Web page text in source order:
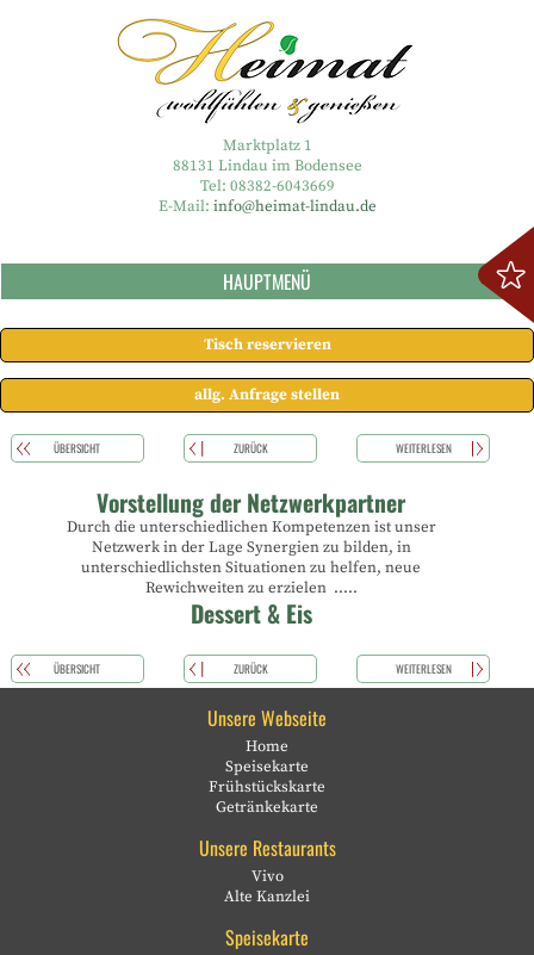
Marktplatz 1
88131 Lindau im Bodensee
Tel: 08382-6043669
E-Mail: info@heimat-lindau.de
HAUPTMENÜ
Tisch reservieren
allg. Anfrage stellen
ÜBERSICHT ZURÜCK WEITERLESEN
Vorstellung der Netzwerkpartner
Durch die unterschiedlichen Kompetenzen ist unser
Netzwerk in der Lage Synergien zu bilden, in
unterschiedlichsten Situationen zu helfen, neue
Rewichweiten zu erzielen .....
Dessert & Eis
ÜBERSICHT ZURÜCK WEITERLESEN
Unsere Webseite
Home
Speisekarte
Frühstückskarte
Getränkekarte
Unsere Restaurants
Vivo
Alte Kanzlei
Speisekarte